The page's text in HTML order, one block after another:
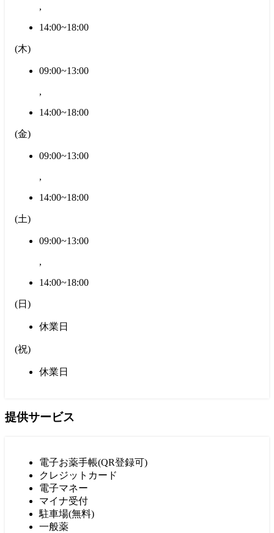
,
14:00~18:00
(木)
09:00~13:00
,
14:00~18:00
(金)
09:00~13:00
,
14:00~18:00
(土)
09:00~13:00
,
14:00~18:00
(日 )
休業日
(祝)
休業日
提供サービス
電子お薬手帳(QR登録可)
クレジットカード
電子マネー
マイナ受付
駐車場(無料)
一般薬